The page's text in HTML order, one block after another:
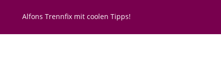
Alfons Trennfix mit coolen Tipps!